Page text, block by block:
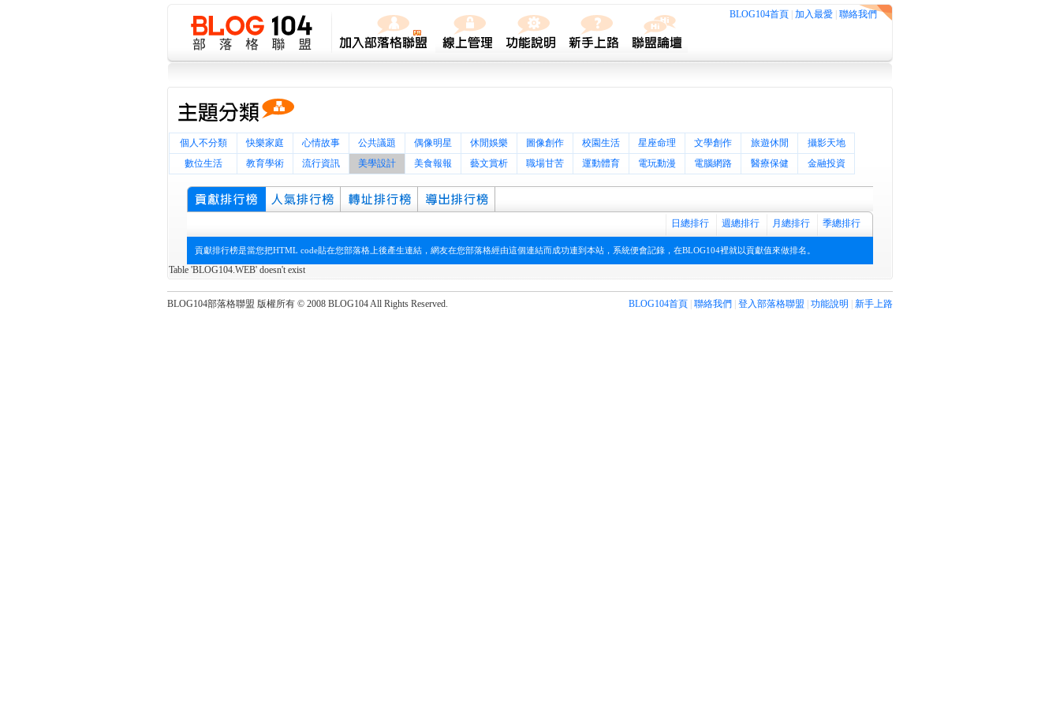
BLOG104首頁 加入最愛 聯絡我們
個人不分類 快樂家庭 心情故事 公共議題 偶像明星 休閒娛樂 圖像創作 校園生活 星座命理 文學創作 旅遊休閒
攝影天地
數位生活
教育學術 流行資訊 美學設計 美食報報 藝文賞析 職場甘苦 運動體育 電玩動漫 電腦網路 醫療保健 金融投資
日總排行 週總排行 月總排行 季總排行
貢獻排行榜是當您把HTML code貼在您部落格上後產生連結，網友在您部落格經由這個連結而成功連到本站，系統便會記錄，在BLOG104裡就以貢獻值來做排名。
Table 'BLOG104.WEB' doesn't exist
BLOG104部落格聯盟 版權所有 © 2008 BLOG104 All Rights Reserved. BLOG104首頁 聯絡我們 登入部落格聯盟 功能說明 新手上路